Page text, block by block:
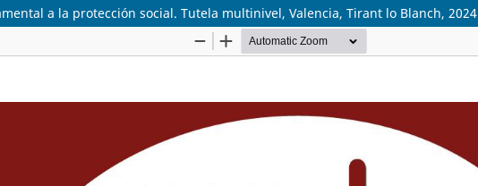
a la protección social. Tutela multinivel, Valencia, Tirant lo Blanch, 2024